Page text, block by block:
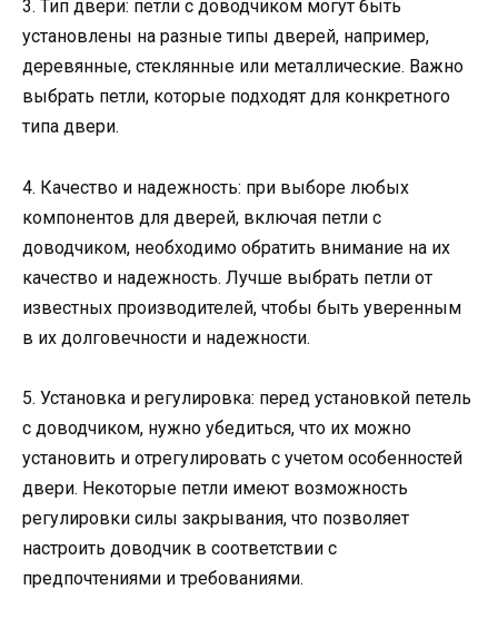
3. Тип двери: петли с доводчиком могут быть
установлены на разные типы дверей, например,
деревянные, стеклянные или металлические. Важно
выбрать петли, которые подходят для конкретного
типа двери.
4. Качество и надежность: при выборе любых
компонентов для дверей, включая петли с
доводчиком, необходимо обратить внимание на их
качество и надежность. Лучше выбрать петли от
известных производителей, чтобы быть уверенным
в их долговечности и надежности.
5. Установка и регулировка: перед установкой петель
с доводчиком, нужно убедиться, что их можно
установить и отрегулировать с учетом особенностей
двери. Некоторые петли имеют возможность
регулировки силы закрывания, что позволяет
настроить доводчик в соответствии с
предпочтениями и требованиями.